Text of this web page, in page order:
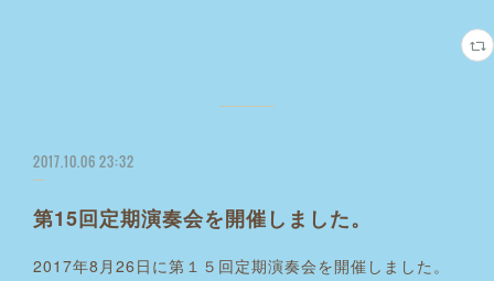
2017.10.06 23:32
第15回定期演奏会を開催しました。
2017年8月26日に第１５回定期演奏会を開催しました。